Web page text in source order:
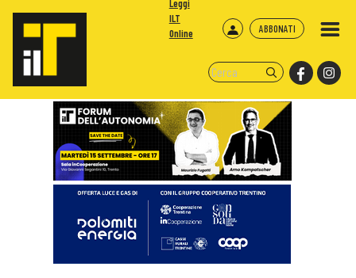
ABBONATI
Leggi
ILT
Online